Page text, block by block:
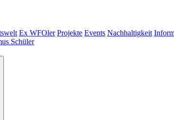
Ex WFOler Projekte Events Nachhaltigkeit
Schüler